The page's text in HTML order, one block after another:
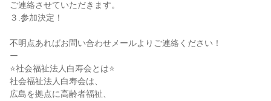
ご連絡させていただきます。
３.参加決定！
不明点あればお問い合わせメールよりご連絡ください！
ー
⭐社会福祉法人白寿会とは⭐
社会福祉法人白寿会は、
広島を拠点に高齢者福祉、